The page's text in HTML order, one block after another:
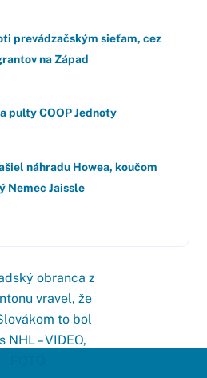
prevádzačským sieťam, cez
na Západ
pulty COOP Jednoty
náhradu Howea, koučom
Nemec Jaissle